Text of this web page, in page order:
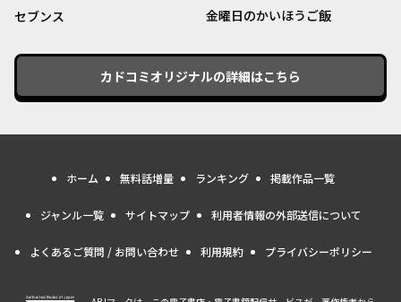
セブンス 金曜日のかいほうご飯
カドコミオリジナルの詳細はこちら
ホーム 無料話増量 ランキング 掲載作品一覧
ジャンル一覧 サイトマップ 利用者情報の外部送信について
よくあるご質問 / お問い合わせ 利用規約 プライバシーポリシー